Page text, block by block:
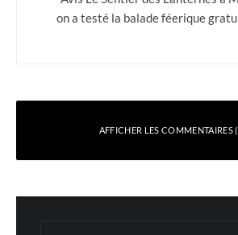
on a testé la balade féerique
AFFICHER LES COMMENTAIRES